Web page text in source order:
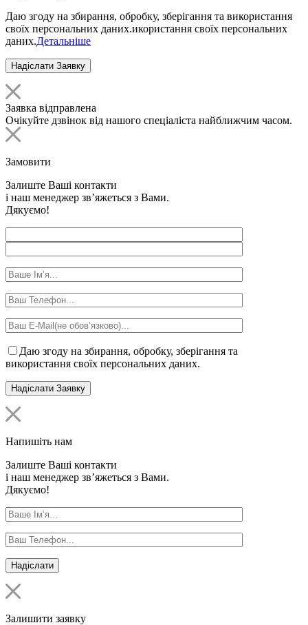
Даю згоду на збирання, обробку, зберігання та використання
своїх персональних даних.икористання своїх персональних
даних.Детальніше
Заявка відправлена
Очікуйте дзвінок від нашого спеціаліста найближчим часом.
Замовити
Залиште Ваші контакти
і наш менеджер зв’яжеться з Вами.
Дякуємо!
Даю згоду на збирання, обробку, зберігання та
використання своїх персональних даних.
Напишіть нам
Залиште Ваші контакти
і наш менеджер зв’яжеться з Вами.
Дякуємо!
Залишити заявку